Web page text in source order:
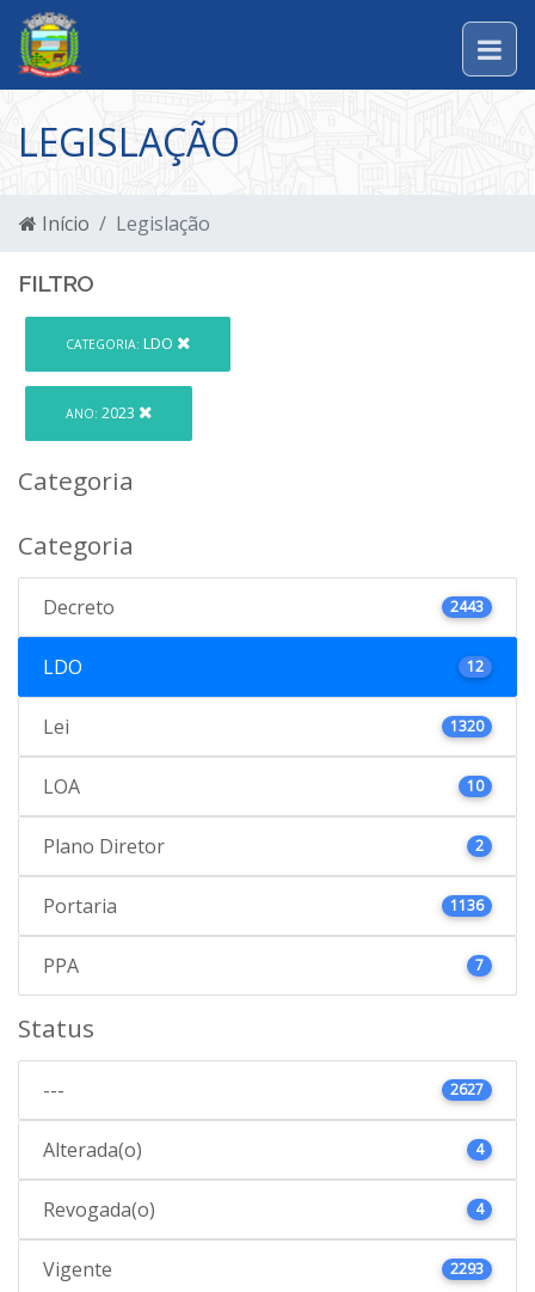
LEGISLAÇÃO
Início Legislação
FILTRO
CATEGORIA: LDO
ANO: 2023
Categoria
Categoria
Decreto 2443
LDO 12
Lei 1320
LOA 10
Plano Diretor 2
Portaria 1136
PPA 7
Status
--- 2627
Alterada(o) 4
Revogada(o) 4
Vigente 2293